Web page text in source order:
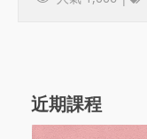
近期課程